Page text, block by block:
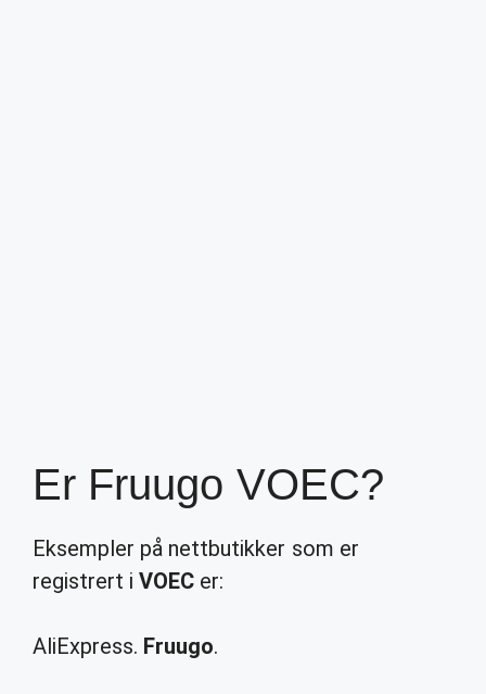
Er Fruugo VOEC?
Eksempler på nettbutikker som er
registrert iVOEC er:
AliExpress. Fruugo.